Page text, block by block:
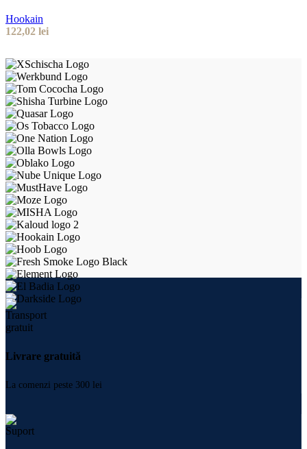
Hookain
122,02 lei
Livrare gratuită
La comenzi peste 300 lei